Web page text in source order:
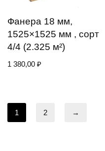
Фанера 18 мм,
1525×1525 мм , сорт
4/4 (2.325 м²)
1 380,00 ₽
1 2 →